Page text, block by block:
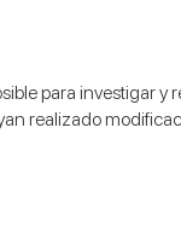
para investigar y
realizado